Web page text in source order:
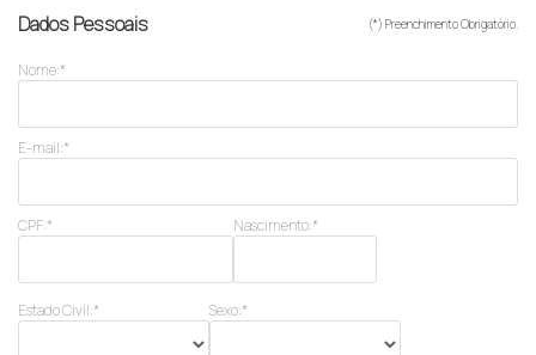
Dados Pessoais (*) Preenchimento Obrigatório.
Nome:*
E-mail:*
CPF:* Nascimento:*
Estado Civíl:* Sexo:*